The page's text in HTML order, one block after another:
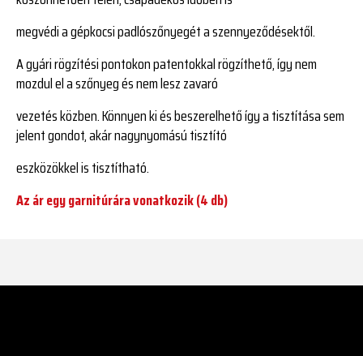
megvédi a gépkocsi padlószőnyegét a szennyeződésektől.
A gyári rögzítési pontokon patentokkal rögzíthető, így nem
mozdul el a szőnyeg és nem lesz zavaró
vezetés közben. Könnyen ki és beszerelhető így a tisztítása sem
jelent gondot, akár nagynyomású tisztító
eszközökkel is tisztítható.
Az ár egy garnitúrára vonatkozik (4 db)